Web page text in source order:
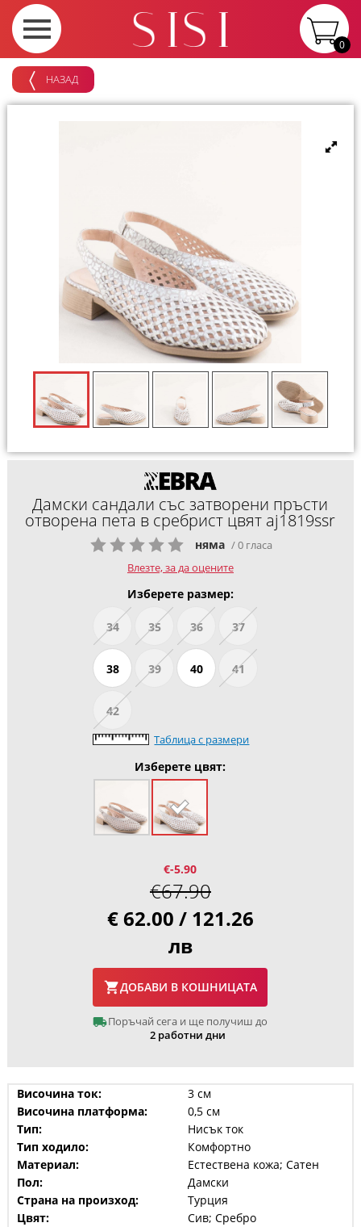
0
НАЗАД
Дамски сандали със затворени пръсти
отворена пета в сребрист цвят aj1819ssr
няма / 0 гласа
Влезте, за да оцените
Изберете размер:
34 35 36 37
38 39 40 41
42
Таблица с размери
Изберете цвят:
€-5.90
€67.90
€ 62.00 / 121.26
лв
ДОБАВИ В КОШНИЦАТА
Поръчай сега и ще получиш до
2 работни дни
Височина ток:
3 см
Височина платформа:
0,5 см
Тип:
Нисък ток
Тип ходило:
Комфортно
Материал:
Естествена кожа; Сатен
Пол:
Дамски
Страна на произход:
Турция
Цвят:
Сив; Сребро